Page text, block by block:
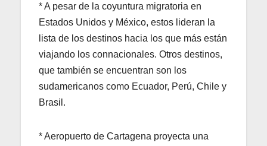
* A pesar de la coyuntura migratoria en
Estados Unidos y México, estos lideran la
lista de los destinos hacia los que más están
viajando los connacionales. Otros destinos,
que también se encuentran son los
sudamericanos como Ecuador, Perú, Chile y
Brasil.
* Aeropuerto de Cartagena proyecta una